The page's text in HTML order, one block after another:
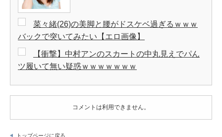
菜々緒(26)の美脚と腰がドスケベ過ぎるｗｗｗ
バックで突いてみたい【エロ画像】
【衝撃】中村アンのスカートの中丸見えでパん
ツ履いて無い疑惑ｗｗｗｗｗｗｗ
コメントは利用できません。
トップページに戻る